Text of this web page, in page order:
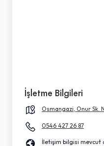
İşletme Bilgileri
Osmangazi, Onur Sk.
0546 427 26 87
İletişim bilgisi mevcut